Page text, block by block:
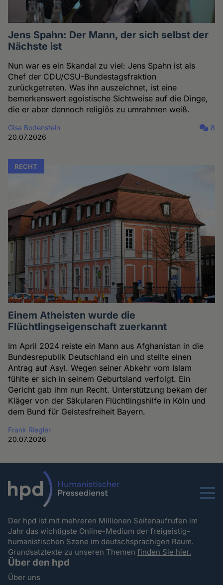
Jens Spahn: Der Mann, der sich selbst der
Nächste ist
Nun war es ein Skandal zu viel: Jens Spahn ist als
Chef der CDU/CSU-Bundestagsfraktion
zurückgetreten. Was ihn auszeichnet, ist eine
bemerkenswert egoistische Sichtweise auf die Dinge,
die er aber dennoch religiös zu umrahmen weiß.
Gisa Bodenstein
20.07.2026
8
RECHT
Einem Atheisten wurde die
Flüchtlingseigenschaft zuerkannt
Im April 2024 reiste ein Mann aus Afghanistan in die
Bundesrepublik Deutschland ein und stellte einen
Antrag auf Asyl. Wegen seiner Abkehr vom Islam
fühlte er sich in seinem Geburtsland verfolgt. Ein
Gericht gab ihm nun Recht. Unterstützung bekam der
Kläger von der Säkularen Flüchtlingshilfe in Köln und
dem Bund für Geistesfreiheit Bayern.
Frank Riegler
20.07.2026
Menu
Der hpd ist mit mehreren Millionen Seitenaufrufen im
Jahr das wichtigste Online-Medium der freigeistig-
humanistischen Szene im deutschsprachigen Raum.
Grundsatztexte zu unseren Themenfinden Sie hier.
Über den hpd
Über uns